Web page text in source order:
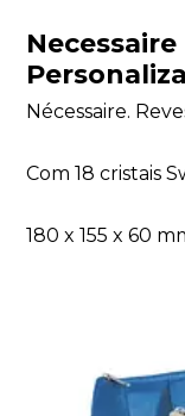
Nécessaire.
Com 18 cristais
180 x 155 x 60